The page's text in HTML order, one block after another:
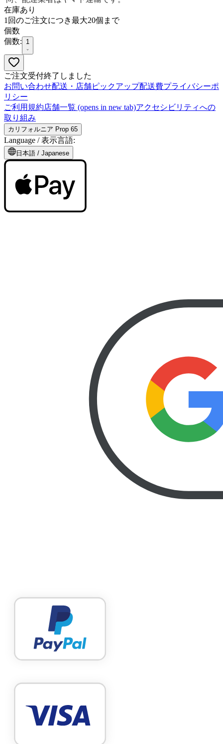
在庫あり
1回のご注文につき最大20個まで
個数
個数:
1
ご注文受付終了しました
お問い合わせ配送・店舗ピックアップ配送費プライバシーポ
リシー
ご利用規約店舗一覧 (opens in new tab)アクセシビリティへの
取り組み
カリフォルニア Prop 65
Language /表示言語:
日本語 / Japanese